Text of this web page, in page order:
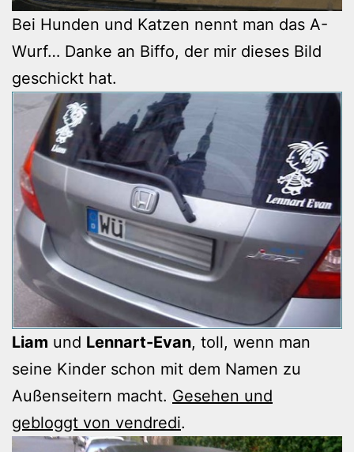
Bei Hunden und Katzen nennt man das A-
Wurf… Danke an Biffo, der mir dieses Bild
geschickt hat.
Liam und Lennart-Evan, toll, wenn man
seine Kinder schon mit dem Namen zu
Außenseitern macht. Gesehen und
gebloggt von vendredi.